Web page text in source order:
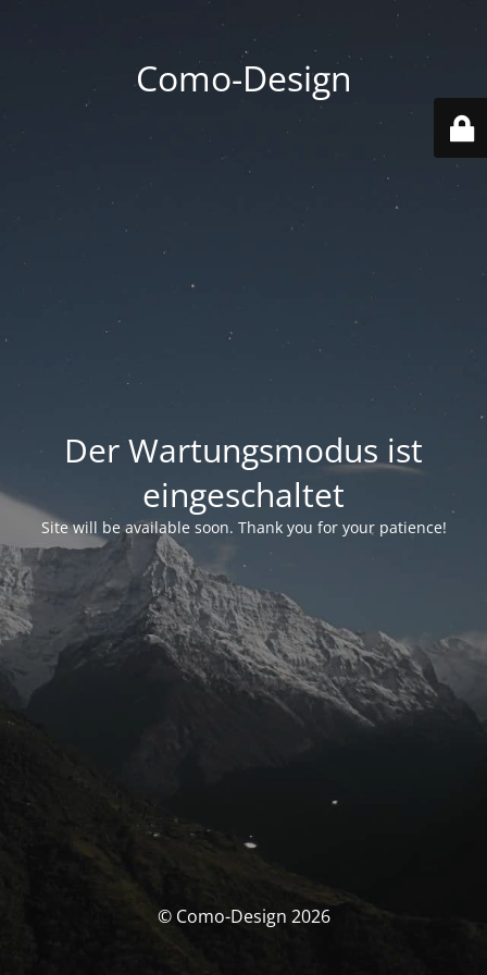
Como-Design
Der Wartungsmodus ist
eingeschaltet
Site will be available soon. Thank you for your patience!
© Como-Design 2026